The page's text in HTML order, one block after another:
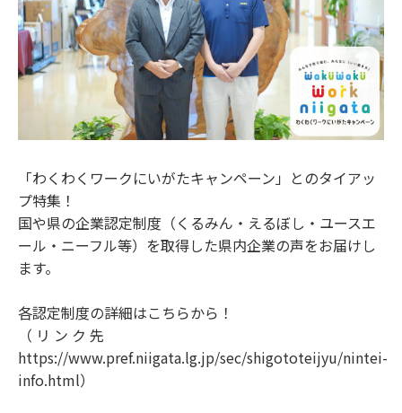
「わくわくワークにいがたキャンペーン」とのタイアッ
プ特集！
国や県の企業認定制度（くるみん・えるぼし・ユースエ
ール・ニーフル等）を取得した県内企業の声をお届けし
ます。
各認定制度の詳細はこちらから！
（ リ ン ク 先
https://www.pref.niigata.lg.jp/sec/shigototeijyu/nintei-
info.html）